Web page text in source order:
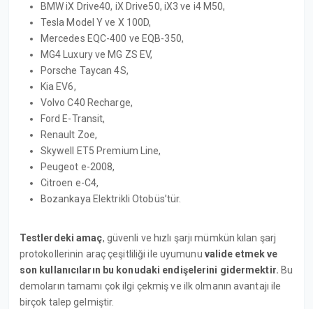
BMW iX Drive40, iX Drive50, iX3 ve i4 M50,
Tesla Model Y ve X 100D,
Mercedes EQC-400 ve EQB-350,
MG4 Luxury ve MG ZS EV,
Porsche Taycan 4S,
Kia EV6,
Volvo C40 Recharge,
Ford E-Transit,
Renault Zoe,
Skywell ET5 Premium Line,
Peugeot e-2008,
Citroen e-C4,
Bozankaya Elektrikli Otobüs’tür.
Testlerdeki amaç, güvenli ve hızlı şarjı mümkün kılan şarj
protokollerinin araç çeşitliliği ile uyumunu valide etmek ve
son kullanıcıların bu konudaki endişelerini gidermektir. Bu
demoların tamamı çok ilgi çekmiş ve ilk olmanın avantajı ile
birçok talep gelmiştir.